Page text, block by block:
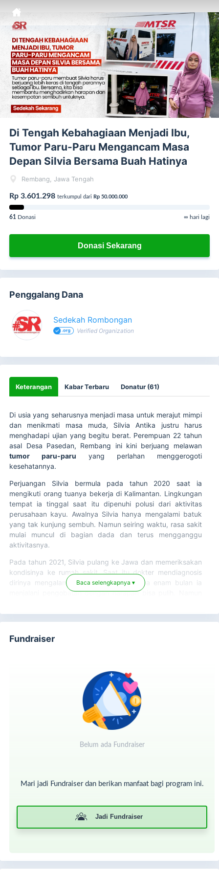
Di Tengah Kebahagiaan Menjadi Ibu,
Tumor Paru-Paru Mengancam Masa
Depan Silvia Bersama Buah Hatinya
Rembang, Jawa Tengah
Rp 3.601.298 terkumpul dari Rp 50.000.000
61 Donasi ∞ hari lagi
Donasi Sekarang
Penggalang Dana
Sedekah Rombongan
Verified Organization
Keterangan Kabar Terbaru Donatur (61)
Di usia yang seharusnya menjadi masa untuk merajut mimpi
dan menikmati masa muda, Silvia Antika justru harus
menghadapi ujian yang begitu berat. Perempuan 22 tahun
asal Desa Pasedan, Rembang ini kini berjuang melawan
tumor paru-paru yang perlahan menggerogoti
kesehatannya.
Perjuangan Silvia bermula pada tahun 2020 saat ia
mengikuti orang tuanya bekerja di Kalimantan. Lingkungan
tempat ia tinggal saat itu dipenuhi polusi dari aktivitas
perusahaan kayu. Awalnya Silvia hanya mengalami batuk
yang tak kunjung sembuh. Namun seiring waktu, rasa sakit
mulai muncul di bagian dada dan terus mengganggu
aktivitasnya.
Pada tahun 2021, Silvia pulang ke Jawa dan memeriksakan
kondisinya ke rumah sakit. Saat itu dokter mendiagnosis
dirinya mengalami flek paru-paru. Selama enam bulan ia
menjalani pengobatan dengan harapan bisa pulih. Namun
hilang. Hingga pada September 2025, hasil pemeriksaan
lanjutan membawa kabar yang jauh lebih berat. Silvia
didiagnosis menderita tumor paru-paru dan harus menjalani
pengobatan lanjutan di RS Dr. Moewardi Solo.
juga menitipkan amanah yang begitu berharga kepada
Silvia. Ia tengah mengandung buah hati yang dinantikan
kehadirannya. Dengan kondisi tubuh yang terus menurun,
ia tetap berusaha menjaga calon buah hatinya sebaik
mungkin. Alhamdulillah,Silvia berhasil melahirkan bayinya
meski dalam usia kehamilan yang belum genap sembilan
Baca selengkapnya ▾
Fundraiser
Belum ada Fundraiser
Mari jadi Fundraiser dan berikan manfaat bagi program ini.
Jadi Fundraiser